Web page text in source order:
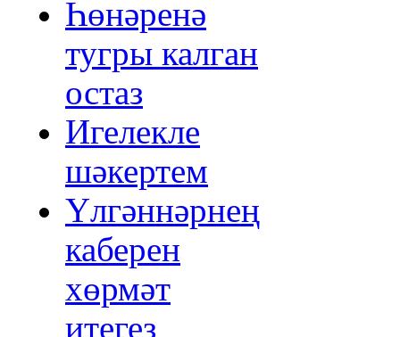
Һөнәренә
тугры калган
остаз
Игелекле
шәкертем
Үлгәннәрнең
каберен
хөрмәт
итегез